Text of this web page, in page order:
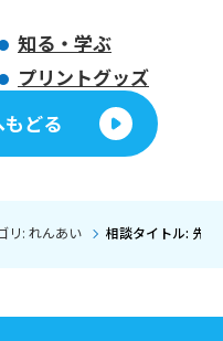
知る・学ぶ
プリントグッズ
どる
リ: れんあい 相談タイトル: 先